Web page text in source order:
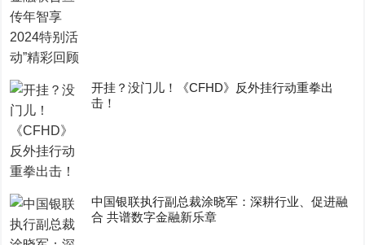
开挂？没门儿！《CFHD》反外挂行动重拳出
击！
中国银联执行副总裁涂晓军：深耕行业、促进融
合 共谱数字金融新乐章